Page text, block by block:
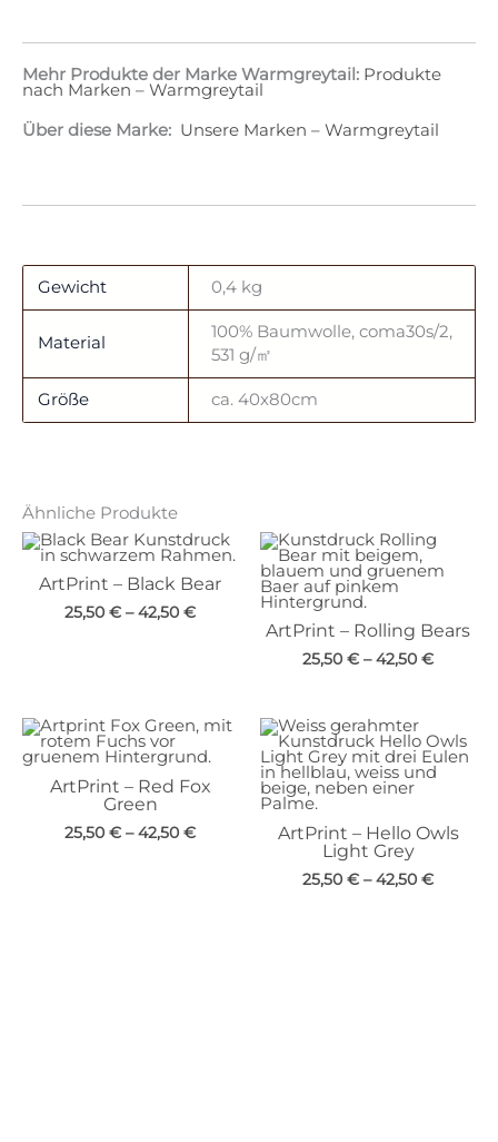
Mehr Produkte der Marke Warmgreytail: Produkte
nach Marken – Warmgreytail
Über diese Marke: Unsere Marken – Warmgreytail
Gewicht 0,4 kg
Material
100% Baumwolle, coma30s/2,
531 g/㎡
Größe ca. 40x80cm
Ähnliche Produkte
ArtPrint – Black Bear
25,50 € –42,50 €
ArtPrint – Rolling Bears
25,50 € –42,50 €
ArtPrint – Red Fox
Green
25,50 € –42,50 €
ArtPrint – Hello Owls
Light Grey
25,50 € –42,50 €